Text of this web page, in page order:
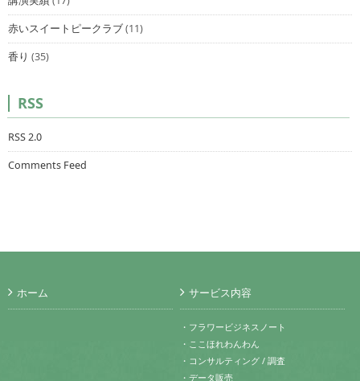
赤いスイートピークラブ(11)
香り (35)
RSS
RSS 2.0
Comments Feed
ホーム サービス内容
・フラワービジネスノート
・ここほれわんわん
・コンサルティング / 調査
・データ販売